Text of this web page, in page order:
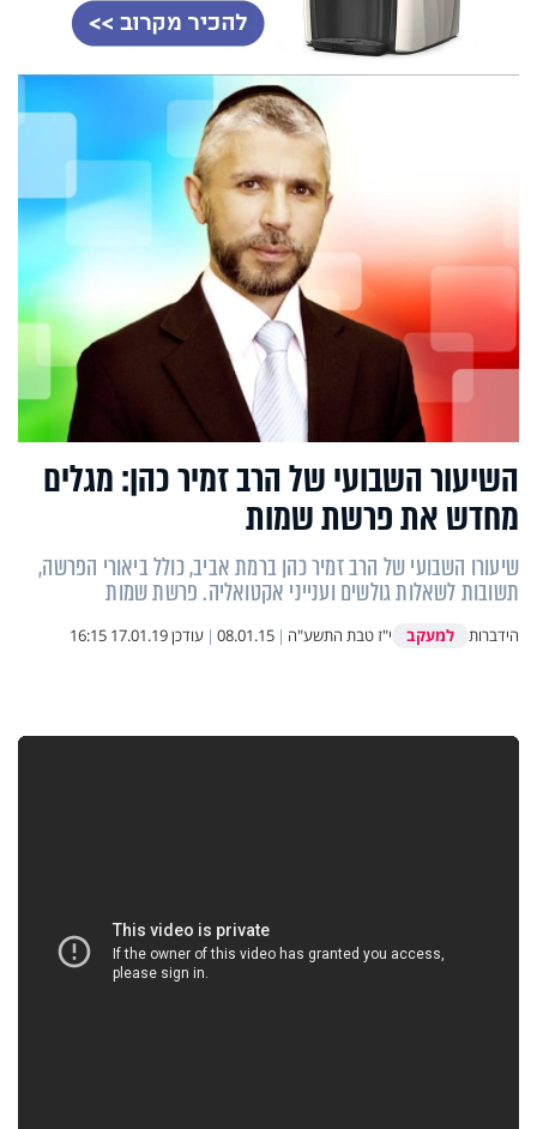
השיעור השבועי של הרב זמיר כהן: מגלים
מחדש את פרשת שמות
שיעורו השבועי של הרב זמיר כהן ברמת אביב, כולל ביאורי הפרשה,
תשובות לשאלות גולשים וענייני אקטואליה. פרשת שמות
הידברות למעקב י"ז טבת התשע"ה |
08.01.15
| עודכן17.01.19 16:15